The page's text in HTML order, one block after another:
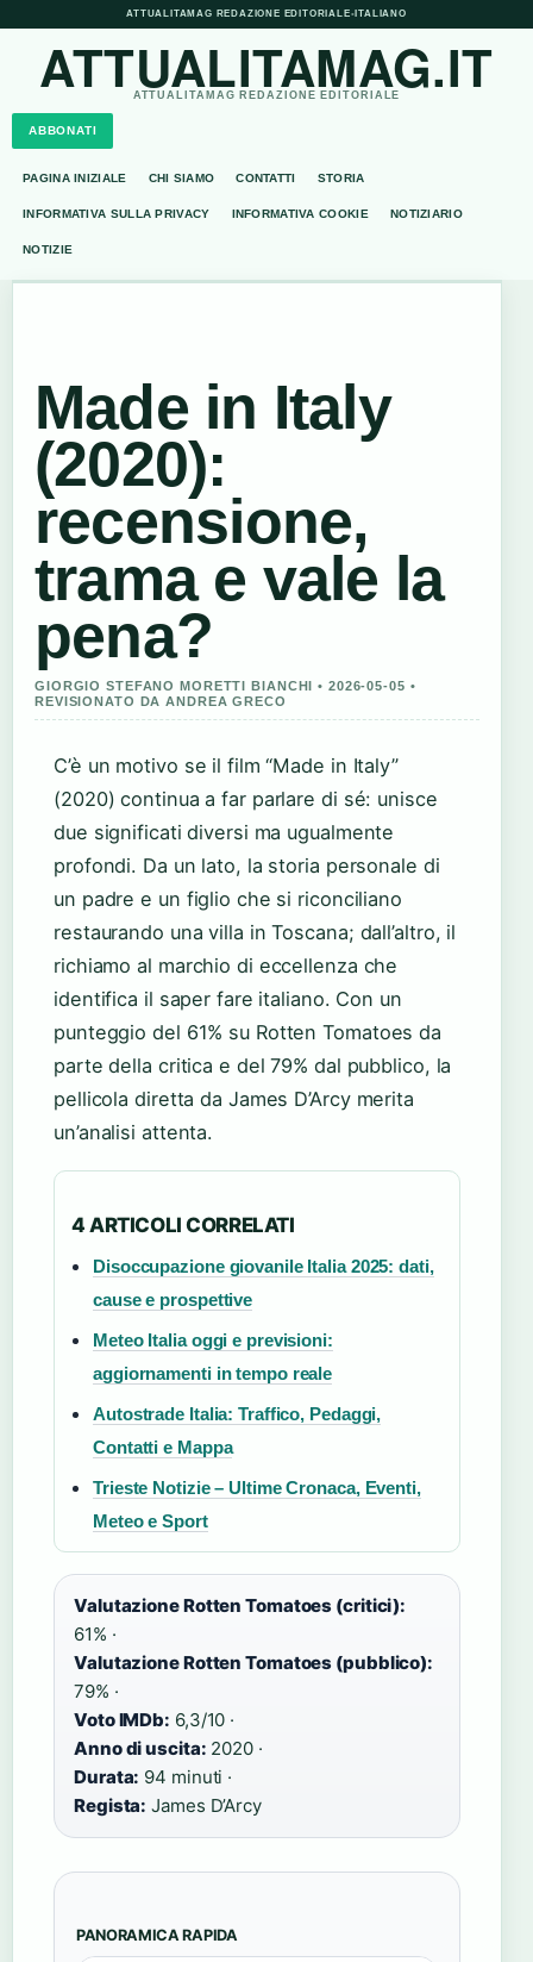
ATTUALITAMAG REDAZIONE EDITORIALE• ITALIANO
ATTUALITAMAG.IT
ATTUALITAMAG REDAZIONE EDITORIALE
ABBONATI
PAGINA INIZIALE CHI SIAMO CONTATTI STORIA
INFORMATIVA SULLA PRIVACY INFORMATIVA COOKIE NOTIZIARIO
NOTIZIE
Made in Italy
(2020):
recensione,
trama e vale la
pena?
GIORGIO STEFANO MORETTI BIANCHI • 2026-05-05 •
REVISIONATO DA ANDREA GRECO
C’è un motivo se il film “Made in Italy”
(2020) continua a far parlare di sé: unisce
due significati diversi ma ugualmente
profondi. Da un lato, la storia personale di
un padre e un figlio che si riconciliano
restaurando una villa in Toscana; dall’altro, il
richiamo al marchio di eccellenza che
identifica il saper fare italiano. Con un
punteggio del 61% su Rotten Tomatoes da
parte della critica e del 79% dal pubblico, la
pellicola diretta da James D’Arcy merita
un’analisi attenta.
4 ARTICOLI CORRELATI
Disoccupazione giovanile Italia 2025: dati,
cause e prospettive
Meteo Italia oggi e previsioni:
aggiornamenti in tempo reale
Autostrade Italia: Traffico, Pedaggi,
Contatti e Mappa
Trieste Notizie – Ultime Cronaca, Eventi,
Meteo e Sport
Valutazione Rotten Tomatoes (critici):
61% ·
Valutazione Rotten Tomatoes (pubblico):
79% ·
Voto IMDb: 6,3/10 ·
Anno di uscita: 2020 ·
Durata: 94 minuti ·
Regista: James D’Arcy
PANORAMICA RAPIDA